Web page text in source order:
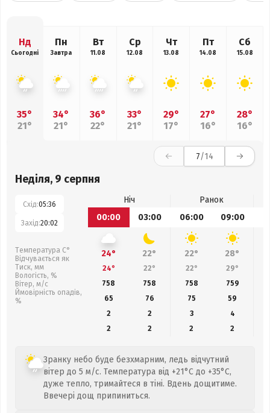
Нд
Сьогодні
35°
21°
Пн
Завтра
34°
21°
Вт
11.08
36°
22°
Ср
12.08
33°
21°
Чт
13.08
29°
17°
Пт
14.08
27°
16°
Сб
15.08
28°
16°
7/14
Неділя, 9 серпня
Схід:05:36
Захід:20:02
Температура С°
Відчувається як
Тиск, мм
Вологість, %
Вітер, м/с
Ймовірність опадів,
%
Ніч
Ранок
00:00
03:00 06:00 09:00
24° 22° 22° 28°
24° 22° 22° 29°
758
758 758 759
65
76 75 59
2
2 3
4
2
2 2 2
Зранку небо буде безхмарним, ледь відчутний
вітер до 5 м/с. Температура від +21°C до +35°C,
дуже тепло, тримайтеся в тіні. Вдень дощитиме.
Ввечері дощ припиниться.